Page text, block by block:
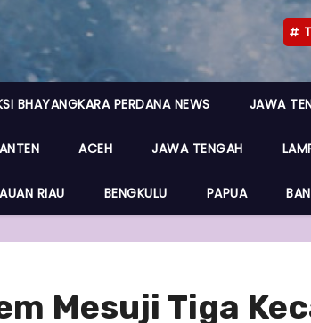
BHAYANGKARA PERDANA NEWS JAWA
ACEH JAWA TENGAH
RIAU BENGKULU PAPUA
Mesuji Tiga